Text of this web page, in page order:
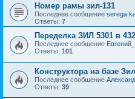
Номер рамы зил-131
Последнее сообщение
Ответы: 7
Переделка ЗИЛ 5301 в
Последнее сообщение
Ответы: 101
Конструктора на базе Зил
Последнее сообщение
Ответы: 39